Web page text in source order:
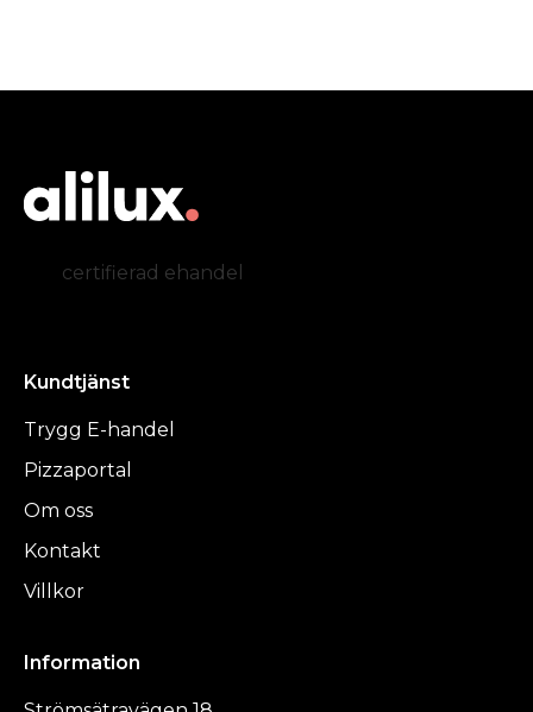
certifierad ehandel
Kundtjänst
Trygg E-handel
Pizzaportal
Om oss
Kontakt
Villkor
Information